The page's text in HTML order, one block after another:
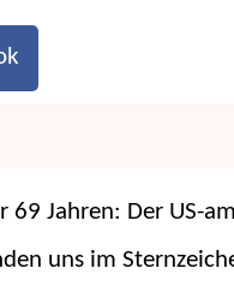
69 Jahren: Der US-
uns im